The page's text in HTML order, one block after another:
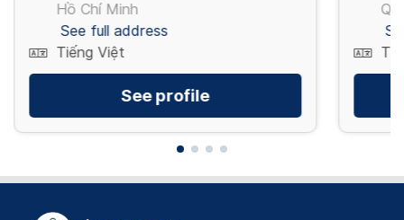
Hồ Chí Minh
See full address
Tiếng Việt
See profile